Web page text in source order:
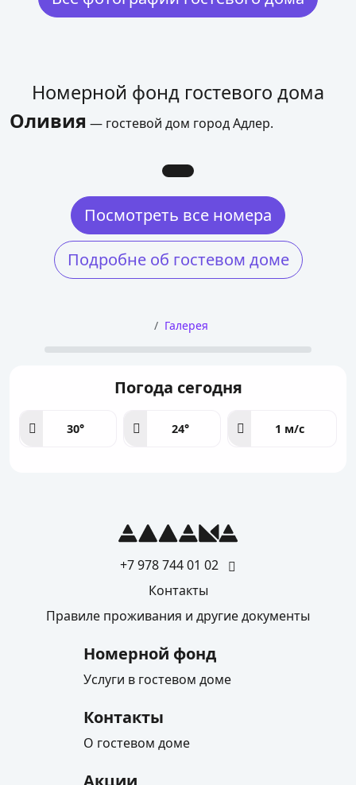
Номерной фонд гостевого дома
Оливия — гостевой дом город Адлер.
Посмотреть все номера
Подробне об гостевом доме
Галерея
Погода сегодня
30° 24° 1 м/с
+7 978 744 01 02
Контакты
Правиле проживания и другие документы
Номерной фонд
Услуги в гостевом доме
Контакты
О гостевом доме